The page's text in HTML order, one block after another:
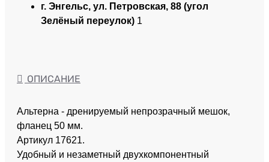
г. Энгельс, ул. Петровская, 88 (угол
Зелёный переулок) 1
ОПИСАНИЕ
Альтерна - дренируемый непрозрачный мешок,
фланец 50 мм.
Артикул 17621.
Удобный и незаметный двухкомпонентный